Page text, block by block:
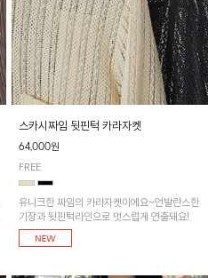
스카시짜임 뒷핀턱 카라자켓
64,000원
FREE
유니크한 짜임의 카라자켓이에요~언발란스한
기장과 뒷핀턱라인으로 멋스럽게 연출돼요!